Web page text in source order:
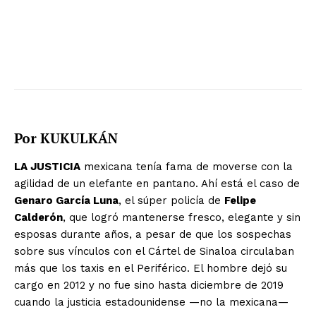
Por KUKULKÁN
LA JUSTICIA mexicana tenía fama de moverse con la
agilidad de un elefante en pantano. Ahí está el caso de
Genaro García Luna, el súper policía de Felipe
Calderón, que logró mantenerse fresco, elegante y sin
esposas durante años, a pesar de que los sospechas
sobre sus vínculos con el Cártel de Sinaloa circulaban
más que los taxis en el Periférico. El hombre dejó su
cargo en 2012 y no fue sino hasta diciembre de 2019
cuando la justicia estadounidense —no la mexicana—